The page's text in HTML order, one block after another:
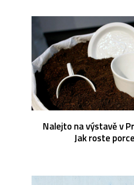
Nalejto na výstavě v
Jak roste